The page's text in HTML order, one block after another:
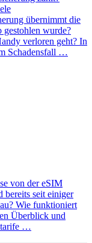
übernimmt die
gestohlen wurde?
verloren geht? In
Schadensfall …
von der eSIM
bereits seit einiger
Wie funktioniert
Überblick und
…